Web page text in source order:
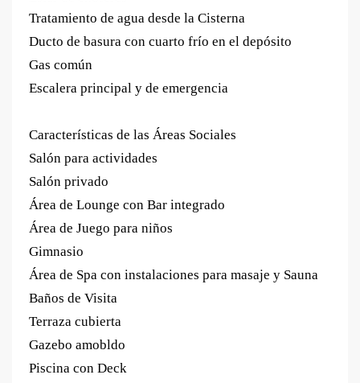
Tratamiento de agua desde la Cisterna
Ducto de basura con cuarto frío en el depósito
Gas común
Escalera principal y de emergencia
Características de las Áreas Sociales
Salón para actividades
Salón privado
Área de Lounge con Bar integrado
Área de Juego para niños
Gimnasio
Área de Spa con instalaciones para masaje y Sauna
Baños de Visita
Terraza cubierta
Gazebo amobldo
Piscina con Deck